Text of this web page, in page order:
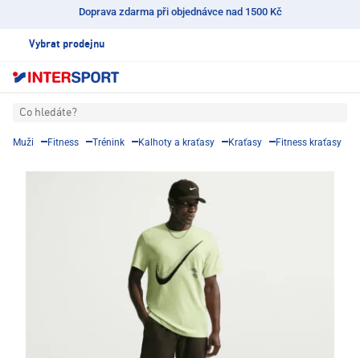
Doprava zdarma při objednávce nad 1500 Kč
Vybrat prodejnu
Co hledáte?
Muži Fitness Trénink Kalhoty a kraťasy Kraťasy Fitness kraťasy